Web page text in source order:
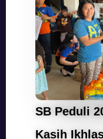
SB Peduli
Kasih